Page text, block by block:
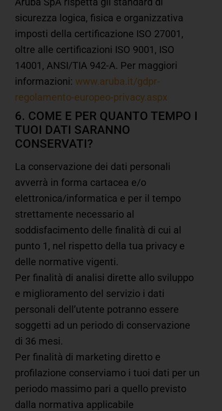
sicurezza logica, fisica e organizzativa
imposti della certificazione ISO 27001,
oltre alle certificazioni ISO 9001, ISO
14001, ANSI/TIA 942-A. Per maggiori
informazioni: www.aruba.it/gdpr-
regolamento-europeo-privacy.aspx
6. COME E PER QUANTO TEMPO I
TUOI DATI SARANNO
CONSERVATI?
La conservazione dei dati personali
avverrà in forma cartacea e/o
elettronica/informatica e per il tempo
strettamente necessario al
soddisfacimento delle finalità di cui al
punto 1, nel rispetto della tua privacy e
delle normative vigenti.
Per finalità di analisi dirette allo sviluppo
e miglioramento del servizio i dati
personali dell’utente potranno essere
soggetti ad un periodo di conservazione
di 36 mesi.
Per finalità di marketing diretto e
profilazione conserviamo i tuoi dati per un
periodo massimo pari a quello previsto
dalla normativa applicabile